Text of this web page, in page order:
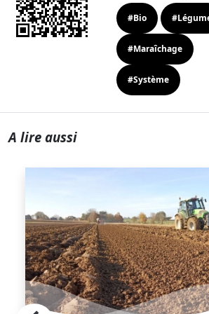
#Bio
#Maraîchage
#Système
A lire aussi